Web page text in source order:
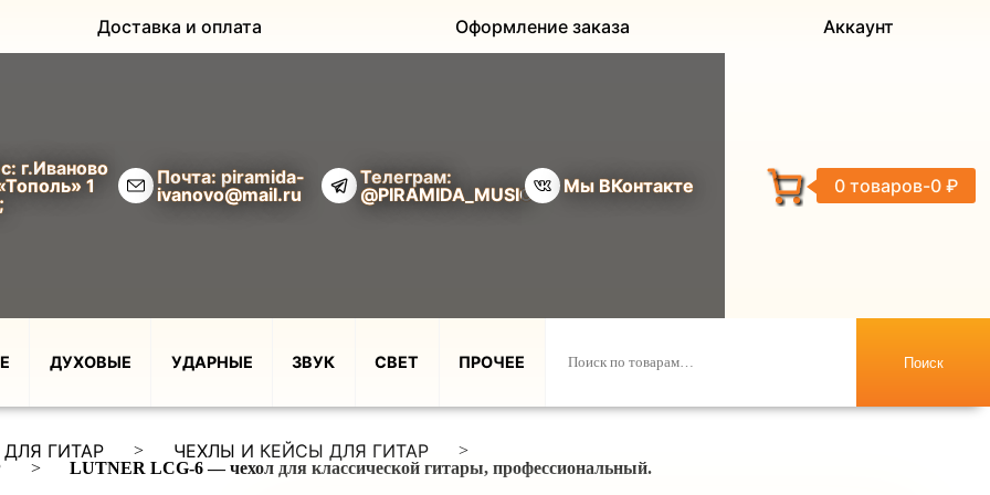
Доставка и оплата Оформление заказа Аккаунт
г.Иваново
1
Почта: piramida-
ivanovo@mail.ru
Телеграм:
@PIRAMIDA_MUSIC
Мы ВКонтакте 0 товаров 0 ₽
ДУХОВЫЕ УДАРНЫЕ ЗВУК СВЕТ ПРОЧЕЕ Поиск
ГИТАР > ЧЕХЛЫ И КЕЙСЫ ДЛЯ ГИТАР >
> LUTNER LCG-6 — чехол для классической гитары, профессиональный.